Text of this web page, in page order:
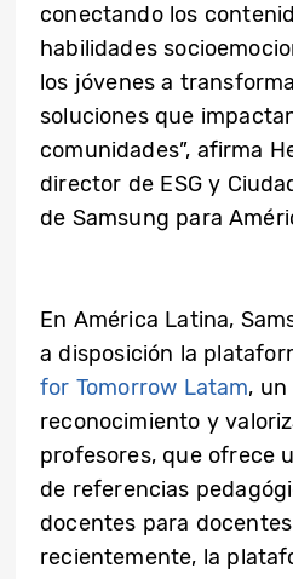
conectando los
habilidades
los jóvenes a
soluciones que
comunidades”, afirma
director de ESG y
de Samsung para
En América Latina,
a disposición la
for Tomorrow Latam, un
reconocimiento y
profesores, que ofrece
de referencias
docentes para
recientemente, la